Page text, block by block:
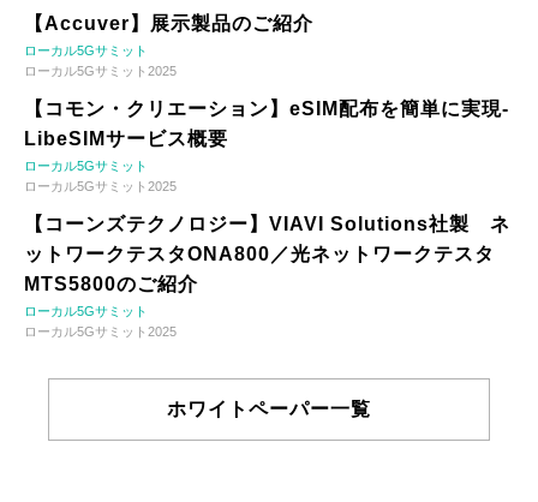
【Accuver】展示製品のご紹介
ローカル5Gサミット
ローカル5Gサミット2025
【コモン・クリエーション】eSIM配布を簡単に実現-
LibeSIMサービス概要
ローカル5Gサミット
ローカル5Gサミット2025
【コーンズテクノロジー】VIAVI Solutions社製 ネ
ットワークテスタONA800／光ネットワークテスタ
MTS5800のご紹介
ローカル5Gサミット
ローカル5Gサミット2025
ホワイトペーパー一覧